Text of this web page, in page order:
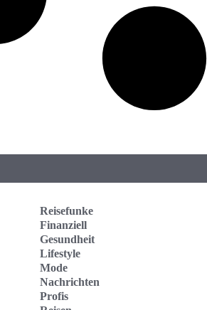
Reisefunke
Finanziell
Gesundheit
Lifestyle
Mode
Nachrichten
Profis